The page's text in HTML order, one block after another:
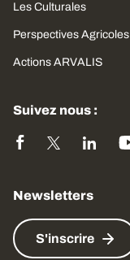
Les Culturales
Perspectives Agricoles
Actions ARVALIS
Suivez nous :
Newsletters
S'inscrire